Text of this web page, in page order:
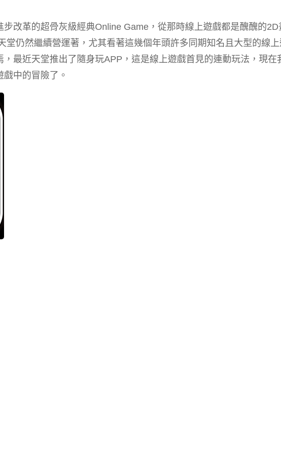
改革的超骨灰級經典Online Game，從那時線上遊戲都是醜醜的2D
堂仍然繼續營運著，尤其看著這幾個年頭許多同期知名且大型的線
最近天堂推出了隨身玩APP，這是線上遊戲首見的連動玩法，現在
中的冒險了。